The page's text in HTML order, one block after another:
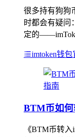
很多持有狗狗
时都会有疑问
定的
imtoken钱包
BTM币如何
《BTM币转